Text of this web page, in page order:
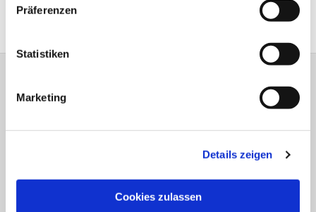
Präferenzen
Statistiken
Marketing
Details zeigen
Cookies zulassen
Friedhofsverwaltung
58706 Menden
Öffnungszeiten